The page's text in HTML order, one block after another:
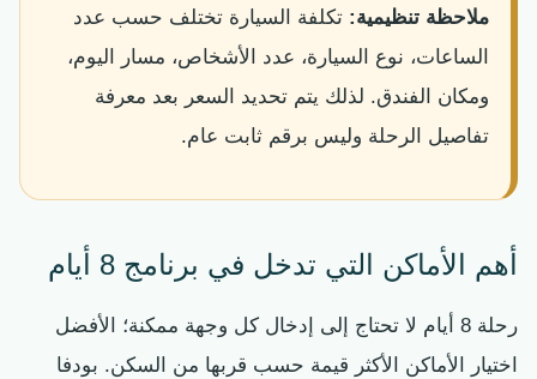
ملاحظة تنظيمية: تكلفة السيارة تختلف حسب عدد
الساعات، نوع السيارة، عدد الأشخاص، مسار اليوم،
ومكان الفندق. لذلك يتم تحديد السعر بعد معرفة
تفاصيل الرحلة وليس برقم ثابت عام.
أهم الأماكن التي تدخل في برنامج 8 أيام
رحلة 8 أيام لا تحتاج إلى إدخال كل وجهة ممكنة؛ الأفضل
اختيار الأماكن الأكثر قيمة حسب قربها من السكن. بودفا